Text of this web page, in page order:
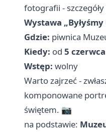
fotografii -
Wystawa
Gdzie: piwnica
Kiedy: od 5
Wstęp: wolny
Warto zajrzeć -
komponowane
świętem. 📷
na podstawie: